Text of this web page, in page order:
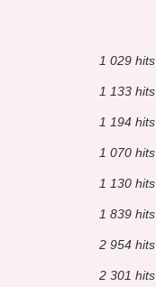
1 029 hits
1 133 hits
1 194 hits
1 070 hits
1 130 hits
1 839 hits
2 954 hits
2 301 hits